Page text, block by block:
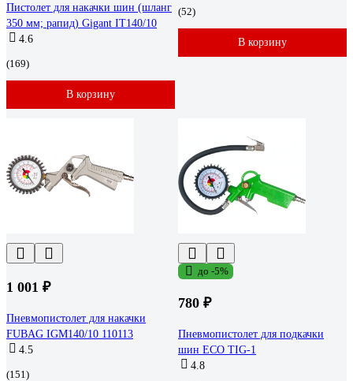
Пистолет для накачки шин (шланг
350 мм; рапид) Gigant IT140/10
4.6
(169)
В корзину
(52)
В корзину
1 001 ₽
Пневмопистолет для накачки
FUBAG IGM140/10 110113
4.5
(151)
до -5%
780 ₽
Пневмопистолет для подкачки
шин ECO TIG-1
4.8